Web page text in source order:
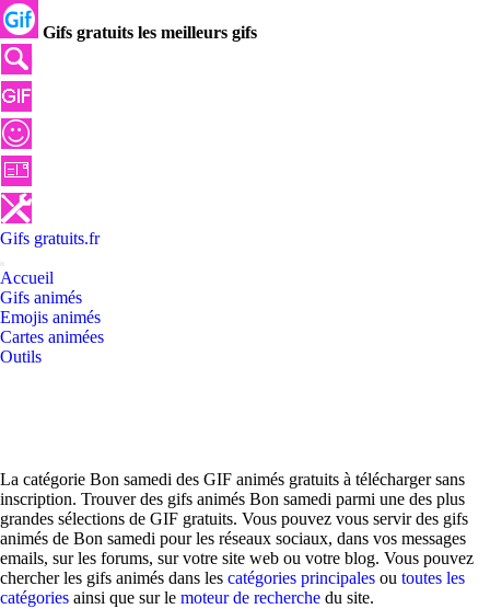
Gifs gratuits les meilleurs gifs
Gifs gratuits.fr
Accueil
Gifs animés
Emojis animés
Cartes animées
Outils
La catégorie Bon samedi des GIF animés gratuits à télécharger sans
inscription. Trouver des gifs animés Bon samedi parmi une des plus
grandes sélections de GIF gratuits. Vous pouvez vous servir des gifs
animés de Bon samedi pour les réseaux sociaux, dans vos messages
emails, sur les forums, sur votre site web ou votre blog. Vous pouvez
chercher les gifs animés dans les catégories principales ou toutes les
catégories ainsi que sur le moteur de recherche du site.